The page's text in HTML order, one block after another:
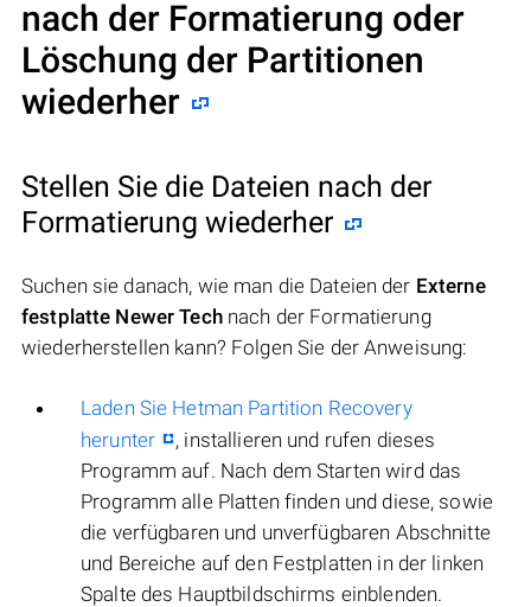
nach der Formatierung oder
Löschung der Partitionen
wiederher
Stellen Sie die Dateien nach der
Formatierung wiederher
Suchen sie danach, wie man die Dateien der Externe
festplatte Newer Technach der Formatierung
wiederherstellen kann? Folgen Sie der Anweisung:
Laden Sie Hetman Partition Recovery
herunter
, installieren und rufen dieses
Programm auf. Nach dem Starten wird das
Programm alle Platten finden und diese, sowie
die verfügbaren und unverfügbaren Abschnitte
und Bereiche auf den Festplatten in der linken
Spalte des Hauptbildschirms einblenden.